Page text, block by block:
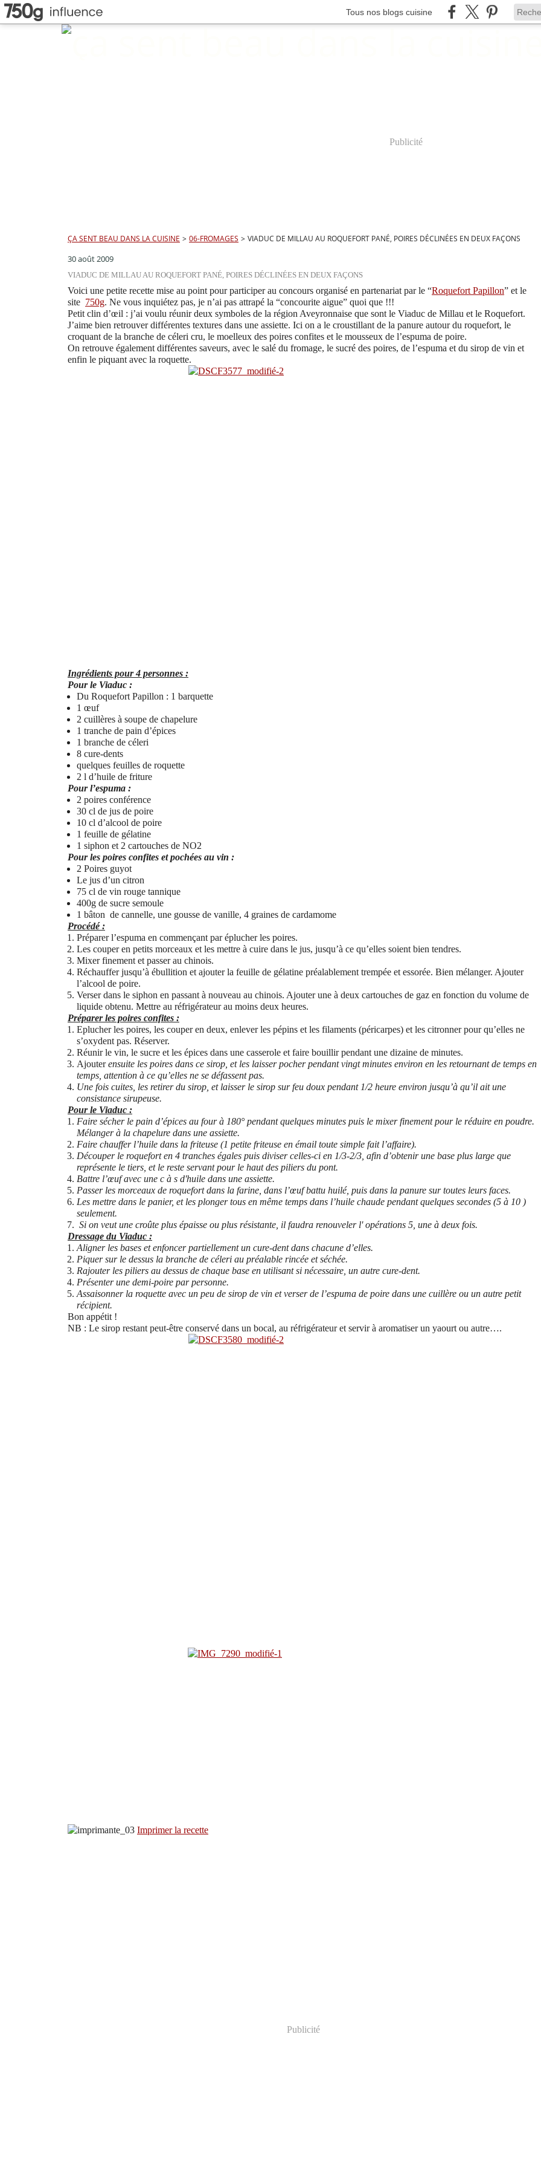
Tous nos blogs cuisine
Publicité
ÇA SENT BEAU DANS LA CUISINE > 06-FROMAGES > VIADUC DE MILLAU AU ROQUEFORT PANÉ, POIRES DÉCLINÉES EN DEUX FAÇONS
30 août 2009
VIADUC DE MILLAU AU ROQUEFORT PANÉ, POIRES DÉCLINÉES EN DEUX FAÇONS
Voici une petite recette mise au point pour participer au concours organisé en partenariat par le “Roquefort Papillon” et le
site 750g. Ne vous inquiétez pas, je n’ai pas attrapé la “concourite aigue” quoi que !!!
Petit clin d’œil : j’ai voulu réunir deux symboles de la région Aveyronnaise que sont le Viaduc de Millau et le Roquefort.
J’aime bien retrouver différentes textures dans une assiette. Ici on a le croustillant de la panure autour du roquefort, le
croquant de la branche de céleri cru, le moelleux des poires confites et le mousseux de l’espuma de poire.
On retrouve également différentes saveurs, avec le salé du fromage, le sucré des poires, de l’espuma et du sirop de vin et
enfin le piquant avec la roquette.
Ingrédients pour 4 personnes :
Pour le Viaduc :
Du Roquefort Papillon : 1 barquette
1 œuf
2 cuillères à soupe de chapelure
1 tranche de pain d’épices
1 branche de céleri
8 cure-dents
quelques feuilles de roquette
2 l d’huile de friture
Pour l’espuma :
2 poires conférence
30 cl de jus de poire
10 cl d’alcool de poire
1 feuille de gélatine
1 siphon et 2 cartouches de NO2
Pour les poires confites et pochées au vin :
2 Poires guyot
Le jus d’un citron
75 cl de vin rouge tannique
400g de sucre semoule
1 bâton de cannelle, une gousse de vanille, 4 graines de cardamome
Procédé :
Préparer l’espuma en commençant par éplucher les poires.
Les couper en petits morceaux et les mettre à cuire dans le jus, jusqu’à ce qu’elles soient bien tendres.
Mixer finement et passer au chinois.
Réchauffer jusqu’à ébullition et ajouter la feuille de gélatine préalablement trempée et essorée. Bien mélanger. Ajouter
l’alcool de poire.
Verser dans le siphon en passant à nouveau au chinois. Ajouter une à deux cartouches de gaz en fonction du volume de
liquide obtenu. Mettre au réfrigérateur au moins deux heures.
Préparer les poires confites :
Eplucher les poires, les couper en deux, enlever les pépins et les filaments (péricarpes) et les citronner pour qu’elles ne
s’oxydent pas. Réserver.
Réunir le vin, le sucre et les épices dans une casserole et faire bouillir pendant une dizaine de minutes.
Ajouterensuite les poires dans ce sirop, et les laisser pocher pendant vingt minutes environ en les retournant de temps en
temps, attention à ce qu’elles ne se défassent pas.
Une fois cuites, les retirer du sirop, et laisser le sirop sur feu doux pendant 1/2 heure environ jusqu’à qu’il ait une
consistance sirupeuse.
Pour le Viaduc :
Faire sécher le pain d’épices au four à 180° pendant quelques minutes puis le mixer finement pour le réduire en poudre.
Mélanger à la chapelure dans une assiette.
Faire chauffer l’huile dans la friteuse (1 petite friteuse en émail toute simple fait l’affaire).
Découper le roquefort en 4 tranches égales puis diviser celles-ci en 1/3-2/3, afin d’obtenir une base plus large que
représente le tiers, et le reste servant pour le haut des piliers du pont.
Battre l’œuf avec une c à s d'huile dans une assiette.
Passer les morceaux de roquefort dans la farine, dans l’œuf battu huilé, puis dans la panure sur toutes leurs faces.
Les mettre dans le panier, et les plonger tous en même temps dans l’huile chaude pendant quelques secondes (5 à 10 )
seulement.
Si on veut une croûte plus épaisse ou plus résistante, il faudra renouveler l' opérations 5, une à deux fois.
Dressage du Viaduc :
Aligner les bases et enfoncer partiellement un cure-dent dans chacune d’elles.
Piquer sur le dessus la branche de céleri au préalable rincée et séchée.
Rajouter les piliers au dessus de chaque base en utilisant si nécessaire, un autre cure-dent.
Présenter une demi-poire par personne.
Assaisonner la roquette avec un peu de sirop de vin et verser de l’espuma de poire dans une cuillère ou un autre petit
récipient.
Bon appétit !
NB : Le sirop restant peut-être conservé dans un bocal, au réfrigérateur et servir à aromatiser un yaourt ou autre….
Imprimer la recette
Publicité